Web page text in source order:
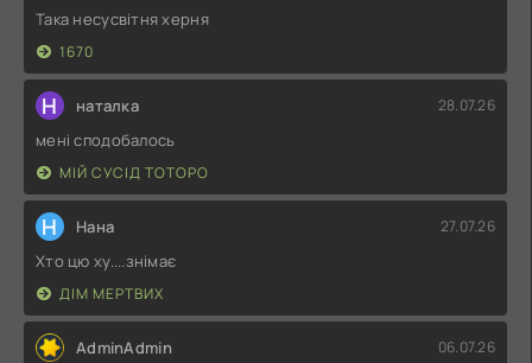
Така несусвітня херня
1670
Н наталка 28.07.26
мені сподобалось
МІЙ СУСІД ТОТОРО
Н Нана 27.07.26
Хто цю ху....знімає
ДІМ МЕРТВИХ
AdminAdmin 06.07.26